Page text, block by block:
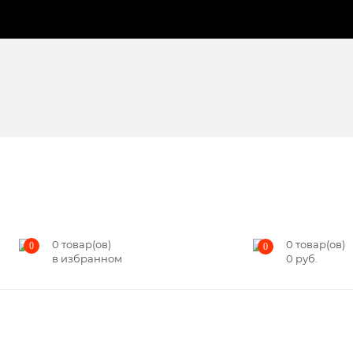
0 0 товар(ов)
в избранном
0 0 товар(ов)
0 руб.